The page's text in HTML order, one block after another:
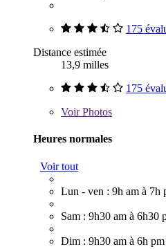
175
Distance estimée
13,9 milles
175
VoirPhotos
Heures normales
Voir tout
Lun - ven : 9h am à 7h
Sam : 9h30 am à 6h30
Dim : 9h30 am à 6h pm